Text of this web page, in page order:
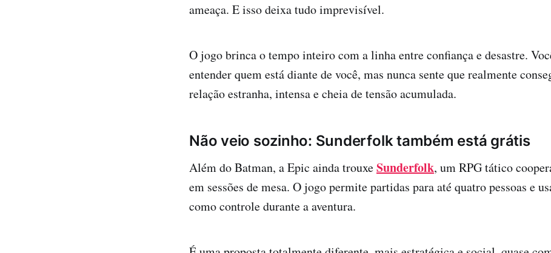
ameaça. E isso deixa tudo imprevisível.
O jogo brinca o tempo inteiro com a linha entre confiança e desastre.
entender quem está diante de você, mas nunca sente que realmente
relação estranha, intensa e cheia de tensão acumulada.
Não veio sozinho: Sunderfolk também está grátis
Além do Batman, a Epic ainda trouxeSunderfolk, um RPG tático
em sessões de mesa. O jogo permite partidas para até quatro pessoas e
como controle durante a aventura.